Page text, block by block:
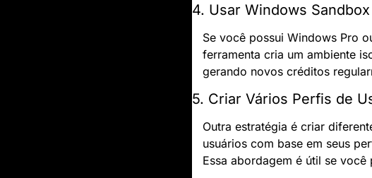
4. Usar Windows Sandbox
Se você possui Windows Pro
ferramenta cria um ambiente
gerando novos créditos
5. Criar Vários Perfis de
Outra estratégia é criar
usuários com base em seus
Essa abordagem é útil se